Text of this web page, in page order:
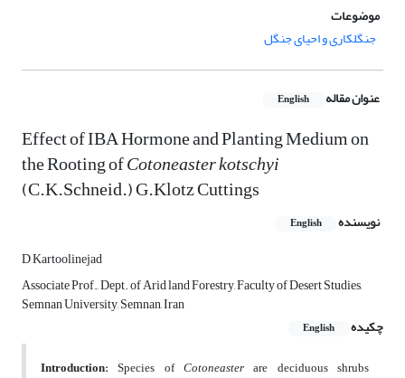
موضوعات
جنگلکاری و احیای جنگل
عنوان مقاله English
Effect of IBA Hormone and Planting Medium on
the Rooting ofCotoneasterkotschyi
(C.K.Schneid.) G.Klotz Cuttings
نویسنده English
D Kartoolinejad
Associate Prof., Dept. of Arid land Forestry, Faculty of Desert Studies,
Semnan University, Semnan, Iran
چکیده
English
Introduction: Species of Cotoneaster are deciduous shrubs